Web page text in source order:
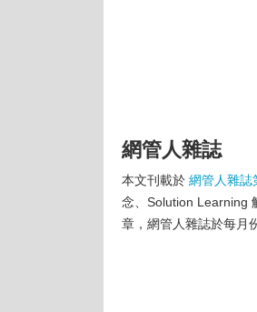
網管人雜誌
本文刊載於 網管人雜誌
念、Solution Learning
章，網管人雜誌於每月